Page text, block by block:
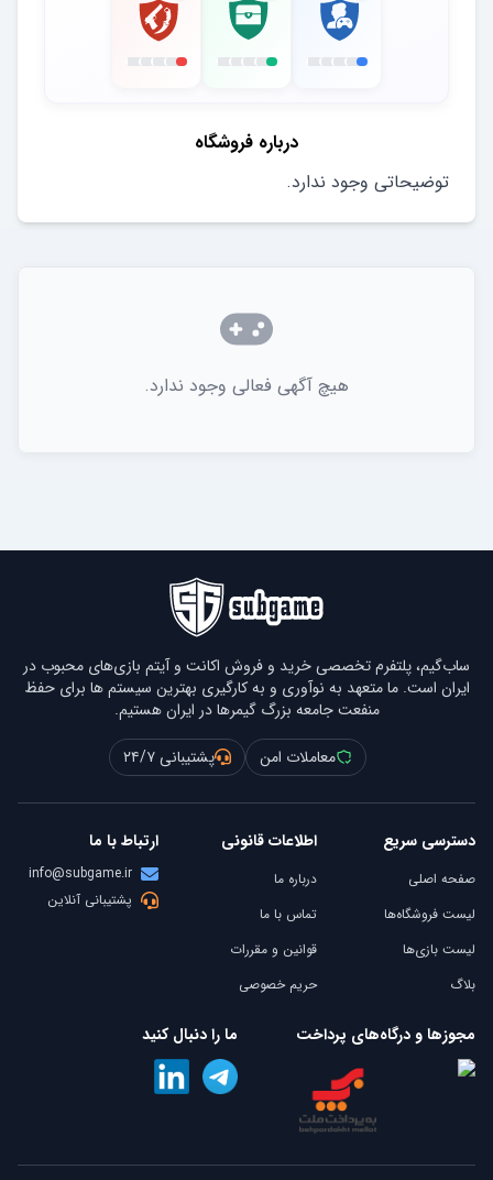
درباره فروشگاه
توضیحاتی وجود ندارد.
هیچ آگهی فعالی وجود ندارد.
ساب‌گیم، پلتفرم تخصصی خرید و فروش اکانت و آیتم بازی‌های محبوب در
ایران است. ما متعهد به نوآوری و به کارگیری بهترین سیستم ها برای حفظ
منفعت جامعه بزرگ گیمرها در ایران هستیم.
معاملات امن
پشتیبانی ۲۴/۷
دسترسی سریع
صفحه اصلی
لیست فروشگاه‌ها
لیست بازی‌ها
بلاگ
اطلاعات قانونی
درباره ما
تماس با ما
قوانین و مقررات
حریم خصوصی
ارتباط با ما
info@subgame.ir
پشتیبانی آنلاین
مجوزها و درگاه‌های پرداخت ما را دنبال کنید